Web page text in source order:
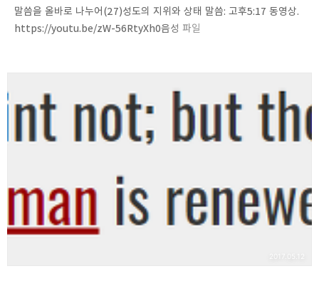
말씀을 올바로 나누어(27)성도의 지위와 상태 말씀: 고후5:17 동영상.
https://youtu.be/zW-56RtyXh0음성 파일
그리스도 안에 있는 나의 지위, 신분, 상태4. 육신을 입고 있는 나의
상태5. therefore 신앙6. 아들이 된 우리는 우리 안에 아들의 형상이
형성되어야 한다.7. 하나님은 모든 것을 합력하여 아들의 형상과
일치시킨다. 쉽고 단순한 진리, 말씀침례교회
2017.05.12